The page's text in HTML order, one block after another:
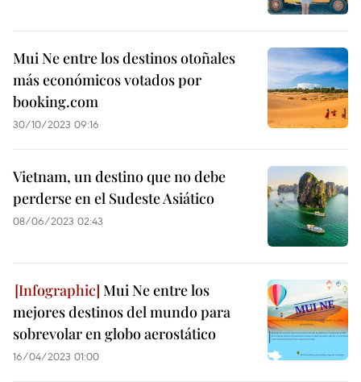
Mui Ne entre los destinos otoñales
más económicos votados por
booking.com
30/10/2023 09:16
Vietnam, un destino que no debe
perderse en el Sudeste Asiático
08/06/2023 02:43
Mui Ne entre los
mejores destinos del mundo para
sobrevolar en globo aerostático
16/04/2023 01:00